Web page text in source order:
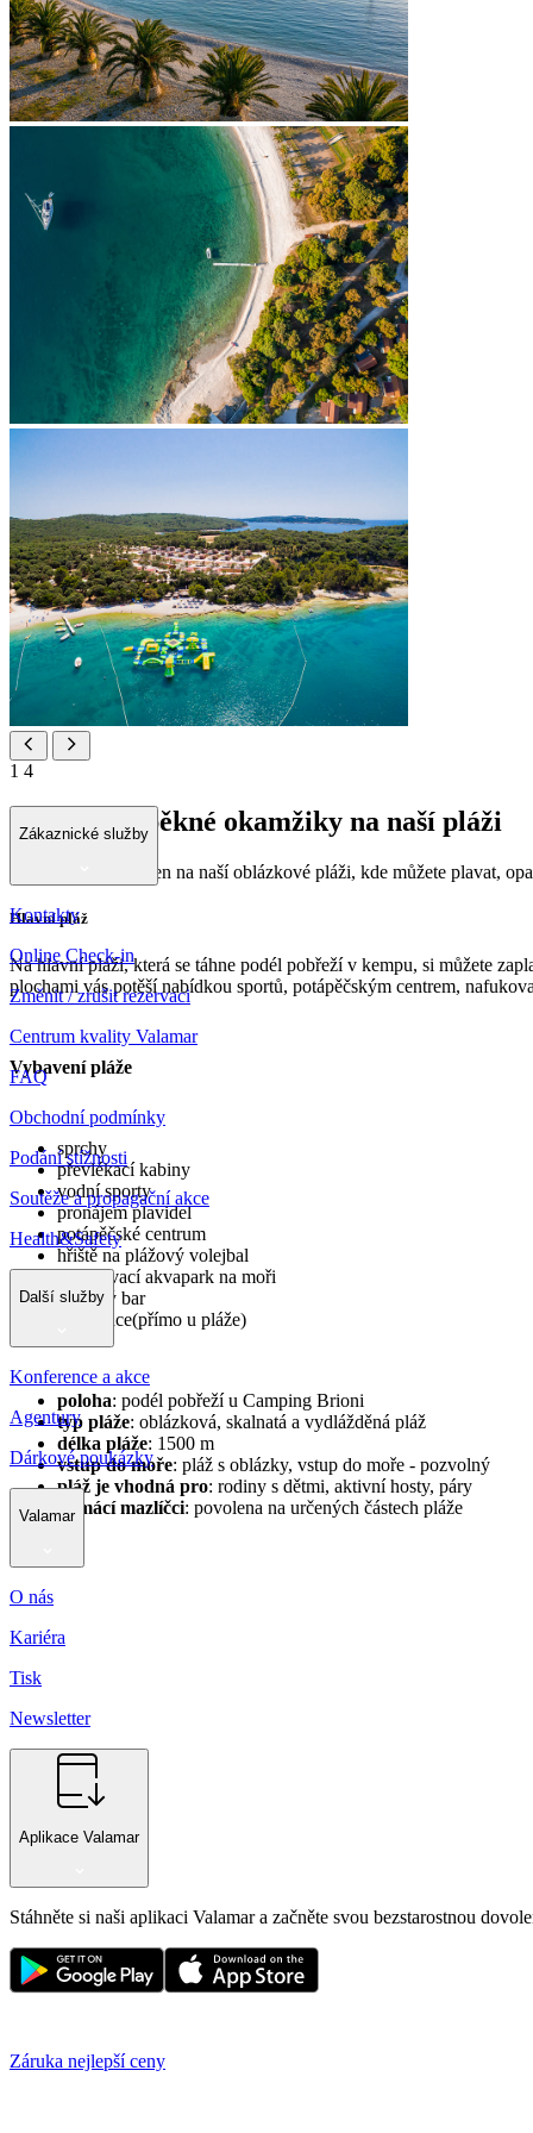
1 4
Užívejte si pěkné okamžiky na naší pláži
Prožijte svůj letní den na naší oblázkové pláži, kde můžete plavat,
Hlavní pláž
Na hlavní pláži, která se táhne podél pobřeží v kempu, si můžete
plochami vás potěší nabídkou sportů, potápěčským centrem,
Vybavení pláže
sprchy
převlékací kabiny
vodní sporty
pronájem plavidel
potápěčské centrum
hřiště na plážový volejbal
nafukovací akvapark na moři
plážový bar
restaurace(přímo u pláže)
poloha: podél pobřeží u Camping Brioni
typ pláže: oblázková, skalnatá a vydlážděná pláž
délka pláže: 1500 m
vstup do moře: pláž s oblázky, vstup do moře - pozvolný
pláž je vhodná pro: rodiny s dětmi, aktivní hosty, páry
domácí mazlíčci: povolena na určených částech pláže
Zákaznické služby
Kontakty
Online Check-in
Změnit / zrušit rezervaci
Centrum kvality Valamar
FAQ
Obchodní podmínky
Podání stížnosti
Soutěže a propagační akce
Health&Safety
Další služby
Konference a akce
Agentury
Dárkové poukázky
Valamar
O nás
Kariéra
Tisk
Newsletter
Aplikace Valamar
Stáhněte si naši aplikaci Valamar a začněte svou bezstarostnou
Záruka nejlepší ceny